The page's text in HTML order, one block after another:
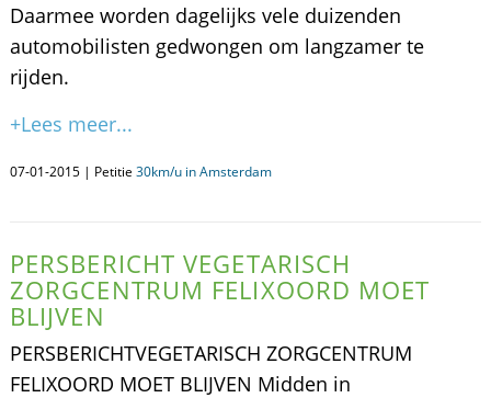
Daarmee worden dagelijks vele duizenden
automobilisten gedwongen om langzamer te
rijden.
+Lees meer...
07-01-2015 | Petitie 30km/u in Amsterdam
PERSBERICHT VEGETARISCH
ZORGCENTRUM FELIXOORD MOET
BLIJVEN
PERSBERICHTVEGETARISCH ZORGCENTRUM
FELIXOORD MOET BLIJVEN Midden in